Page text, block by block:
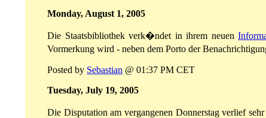
Monday, August 1, 2005
Die Staatsbibliothek verk�ndet in ihrem neuen
Vormerkung wird - neben dem Porto der
Posted by Sebastian @ 01:37 PM CET
Tuesday, July 19, 2005
Die Disputation am vergangenen Donnerstag verlief